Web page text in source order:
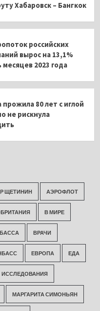
Хабаровск – Бангкок
российских
вырос на 13,1%
месяцев 2023 года
80 лет с иглой
не рискнула
ЩЕТИНИН АЭРОФЛОТ
В МИРЕ
ВРАЧИ
ЕВРОПА ЕДА
ИССЛЕДОВАНИЯ
МАРГАРИТА СИМОНЬЯН